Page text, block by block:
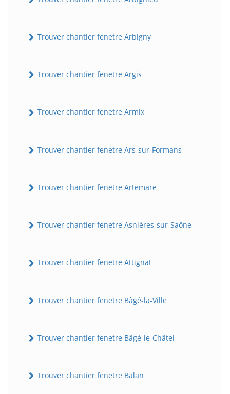
Trouver chantier fenetre Arbigny
Trouver chantier fenetre Argis
Trouver chantier fenetre Armix
Trouver chantier fenetre Ars-sur-Formans
Trouver chantier fenetre Artemare
Trouver chantier fenetre Asnières-sur-Saône
Trouver chantier fenetre Attignat
Trouver chantier fenetre Bâgé-la-Ville
Trouver chantier fenetre Bâgé-le-Châtel
Trouver chantier fenetre Balan